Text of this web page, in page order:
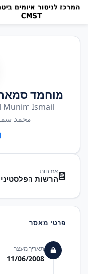
מוחמד
Munim Ismail
محمد
אזרחות
הרשות
פרטי מאסר
תאריך מעצר
11/06/2008